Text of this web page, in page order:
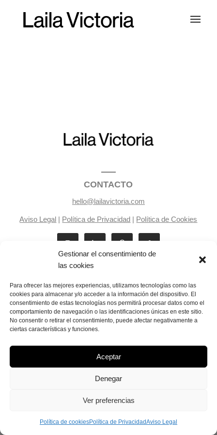
Gestionar el consentimiento de
las cookies
Para ofrecer las mejores experiencias, utilizamos tecnologías como las
cookies para almacenar y/o acceder a la información del dispositivo. El
consentimiento de estas tecnologías nos permitirá procesar datos como el
comportamiento de navegación o las identificaciones únicas en este sitio.
No consentir o retirar el consentimiento, puede afectar negativamente a
ciertas características y funciones.
Aceptar
Denegar
Ver preferencias
Política de cookiesPolítica de PrivacidadAviso Legal
CONTACTO
hello@lailavictoria.com
Aviso Legal | Política de Privacidad | Política de Cookies
Laila Victoria © copyright 2025